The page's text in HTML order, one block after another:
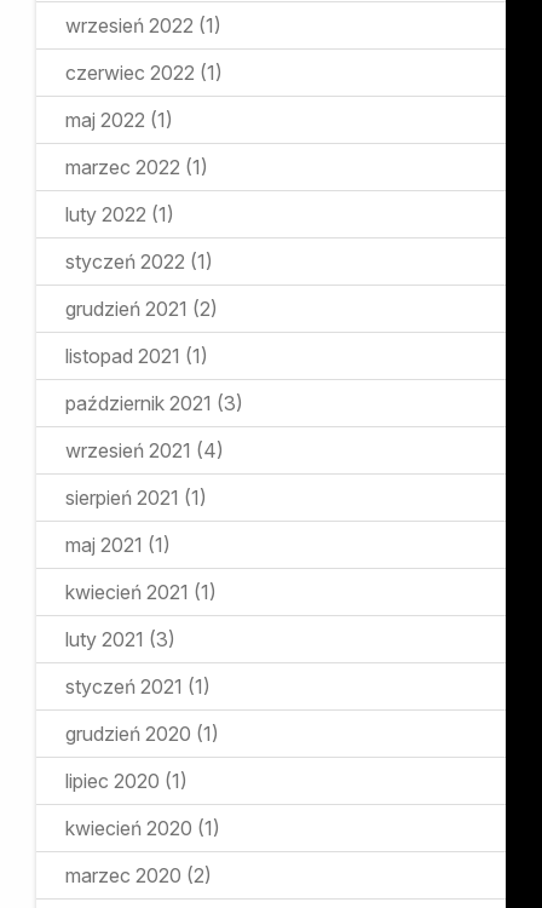
wrzesień 2022 (1)
czerwiec 2022 (1)
maj 2022 (1)
marzec 2022 (1)
luty 2022 (1)
styczeń 2022 (1)
grudzień 2021 (2)
listopad 2021 (1)
październik 2021 (3)
wrzesień 2021 (4)
sierpień 2021 (1)
maj 2021 (1)
kwiecień 2021 (1)
luty 2021 (3)
styczeń 2021 (1)
grudzień 2020 (1)
lipiec 2020 (1)
kwiecień 2020 (1)
marzec 2020 (2)